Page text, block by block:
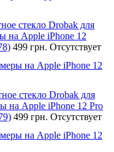
стекло Drobak для
на Apple iPhone 12
499 грн. Отсутствует
на Apple iPhone 12
стекло Drobak для
на Apple iPhone 12 Pro
499 грн. Отсутствует
на Apple iPhone 12